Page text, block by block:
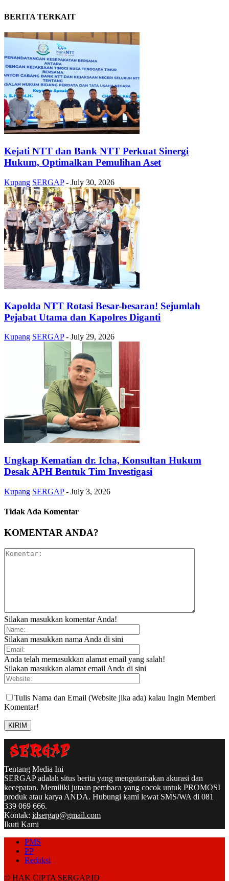
BERITA TERKAIT
Kejati NTT dan Bank NTT Perkuat Sinergi
Hukum, Optimalkan Pemulihan Aset
Kupang SERGAP - July 30, 2026
Kapolda NTT Rotasi Besar-besaran! Sejumlah
Pejabat Utama dan Kapolres Diganti
Kupang SERGAP - July 29, 2026
Ungkap Kematian dr. Icha, Konsultan Hukum
Desak APH Bentuk Tim Investigasi
Kupang SERGAP - July 3, 2026
Tidak Ada Komentar
KOMENTAR ANDA?
Silakan masukkan komentar Anda!
Silakan masukkan nama Anda di sini
Anda telah memasukkan alamat email yang salah!
Silakan masukkan alamat email Anda di sini
Tulis Nama dan Email (Website jika ada) kalau Ingin Memberi
Komentar!
Tentang Media Ini
SERGAP adalah situs berita yang mengutamakan akurasi dan
kecepatan. Memiliki jutaan pembaca yang cocok untuk PROMOSI
produk atau karya ANDA. Hubungi kami lewat SMS/WA di 081
339 069 666.
Kontak: idsergap@gmail.com
Ikuti Kami
PMS
PP
Redaksi
© HAK CIPTA SERGAP.ID